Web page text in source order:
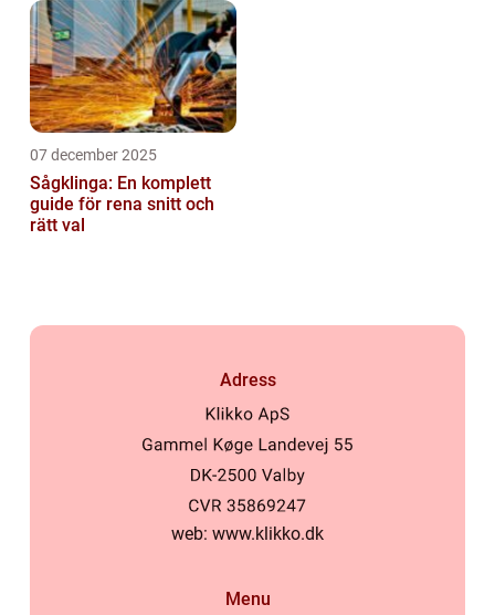
07 december 2025
Sågklinga: En komplett
guide för rena snitt och
rätt val
Adress
web: www.klikko.dk
Menu